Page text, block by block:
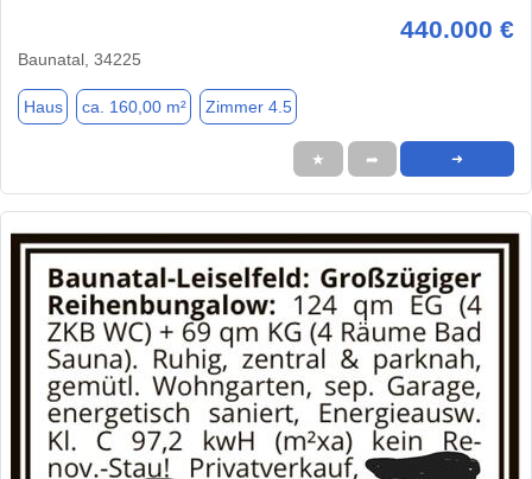
440.000 €
Baunatal, 34225
Haus ca. 160,00 m² Zimmer 4.5
★ ➦ ➜